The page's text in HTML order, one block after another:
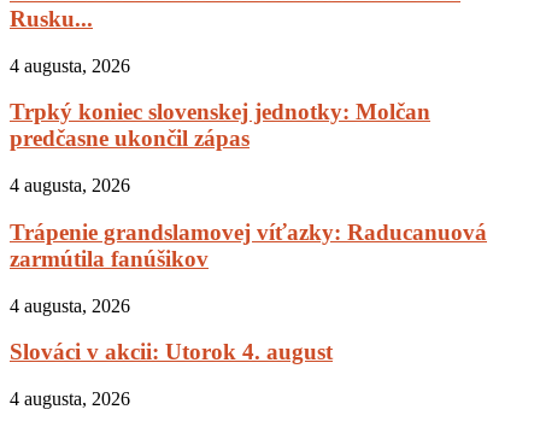
Rusku...
4 augusta, 2026
Trpký koniec slovenskej jednotky: Molčan
predčasne ukončil zápas
4 augusta, 2026
Trápenie grandslamovej víťazky: Raducanuová
zarmútila fanúšikov
4 augusta, 2026
Slováci v akcii: Utorok 4. august
4 augusta, 2026